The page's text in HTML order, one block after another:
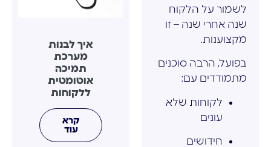
לשמור על הלקוח
שנה אחרי שנה – זו
מקצוענות.
בפועל, הרבה סוכנים
מתמודדים עם:
לקוחות שלא
עונים
חידושים
איך לבנות
מערכת
תמיכה
אוטומטית
ללקוחות
קרא
עוד